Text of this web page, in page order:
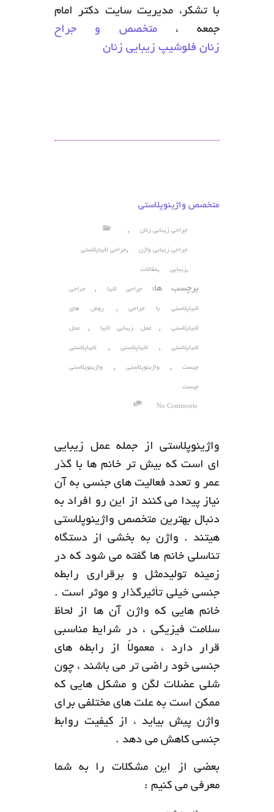
با تشکر، مدیریت سایت دکتر امام
جمعه ،متخصص و جراح
زنان فلوشیپ زیبایی زنان
متخصص واژینوپلاستی
جراحی زیبایی زنان ,
جراحی زیبایی واژن ,جراحی لابیاپلاستی
,زیبایی ,مقالات
برچسب ها: جراحی لابیا , جراحی
لابیاپلاستی با جراحی , روش های
لابیاپلاستی ,عمل زیبایی لابیا , عمل
لابیاپلاستی , لابیاپلاستی , لابیاپلاستی
چیست , واژینوپلاستی , واژینوپلاستی
چیست
No Comments
واژینوپلاستی از جمله عمل زیبایی
ای است که بیش تر خانم ها با گذر
عمر و تعدد فعالیت های جنسی به آن
نیاز پیدا می کنند از این رو افراد به
دنبال بهترین متخصص واژینوپلاستی
هیتند . واژن به بخشی از دستگاه
تناسلی خانم ها گفته می شود که در
زمینه تولیدمثل و برقراری رابطه
جنسی خیلی تأثیرگذار و موثر است .
خانم هایی که واژن آن ها از لحاظ
سلامت فیزیکی ، در شرایط مناسبی
قرار دارد ، معمولاً از رابطه های
جنسی خود راضی تر می باشند ، چون
شلی عضلات لگن و مشکل هایی که
ممکن است به علت های مختلفی برای
واژن پیش بیاید ، از کیفیت روابط
جنسی کاهش می دهد .
بعضی از این مشکلات را به شما
معرفی می کنیم :